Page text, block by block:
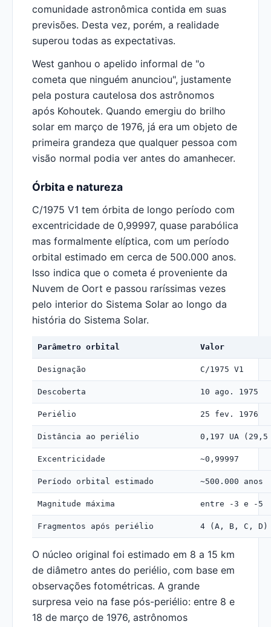
comunidade astronômica contida em suas
previsões. Desta vez, porém, a realidade
superou todas as expectativas.
West ganhou o apelido informal de "o
cometa que ninguém anunciou", justamente
pela postura cautelosa dos astrônomos
após Kohoutek. Quando emergiu do brilho
solar em março de 1976, já era um objeto de
primeira grandeza que qualquer pessoa com
visão normal podia ver antes do amanhecer.
Órbita e natureza
C/1975 V1 tem órbita de longo período com
excentricidade de 0,99997, quase parabólica
mas formalmente elíptica, com um período
orbital estimado em cerca de 500.000 anos.
Isso indica que o cometa é proveniente da
Nuvem de Oort e passou raríssimas vezes
pelo interior do Sistema Solar ao longo da
história do Sistema Solar.
Parâmetro orbital Valor
Designação C/1975 V1
Descoberta 10 ago. 1975
Periélio 25 fev. 1976
Distância ao periélio 0,197 UA
Excentricidade ~0,99997
Período orbital estimado ~500.000 anos
Magnitude máxima entre -3 e -5
Fragmentos após periélio 4 (A, B, C, D)
O núcleo original foi estimado em 8 a 15 km
de diâmetro antes do periélio, com base em
observações fotométricas. A grande
surpresa veio na fase pós-periélio: entre 8 e
18 de março de 1976, astrônomos